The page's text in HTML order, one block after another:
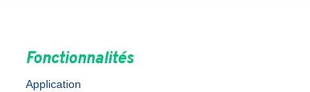
Fonctionnalités
Application